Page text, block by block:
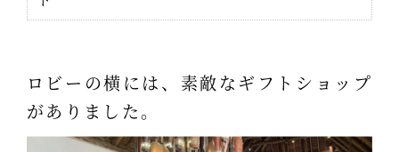
ロビーの横には、素敵なギフトショップ
がありました。